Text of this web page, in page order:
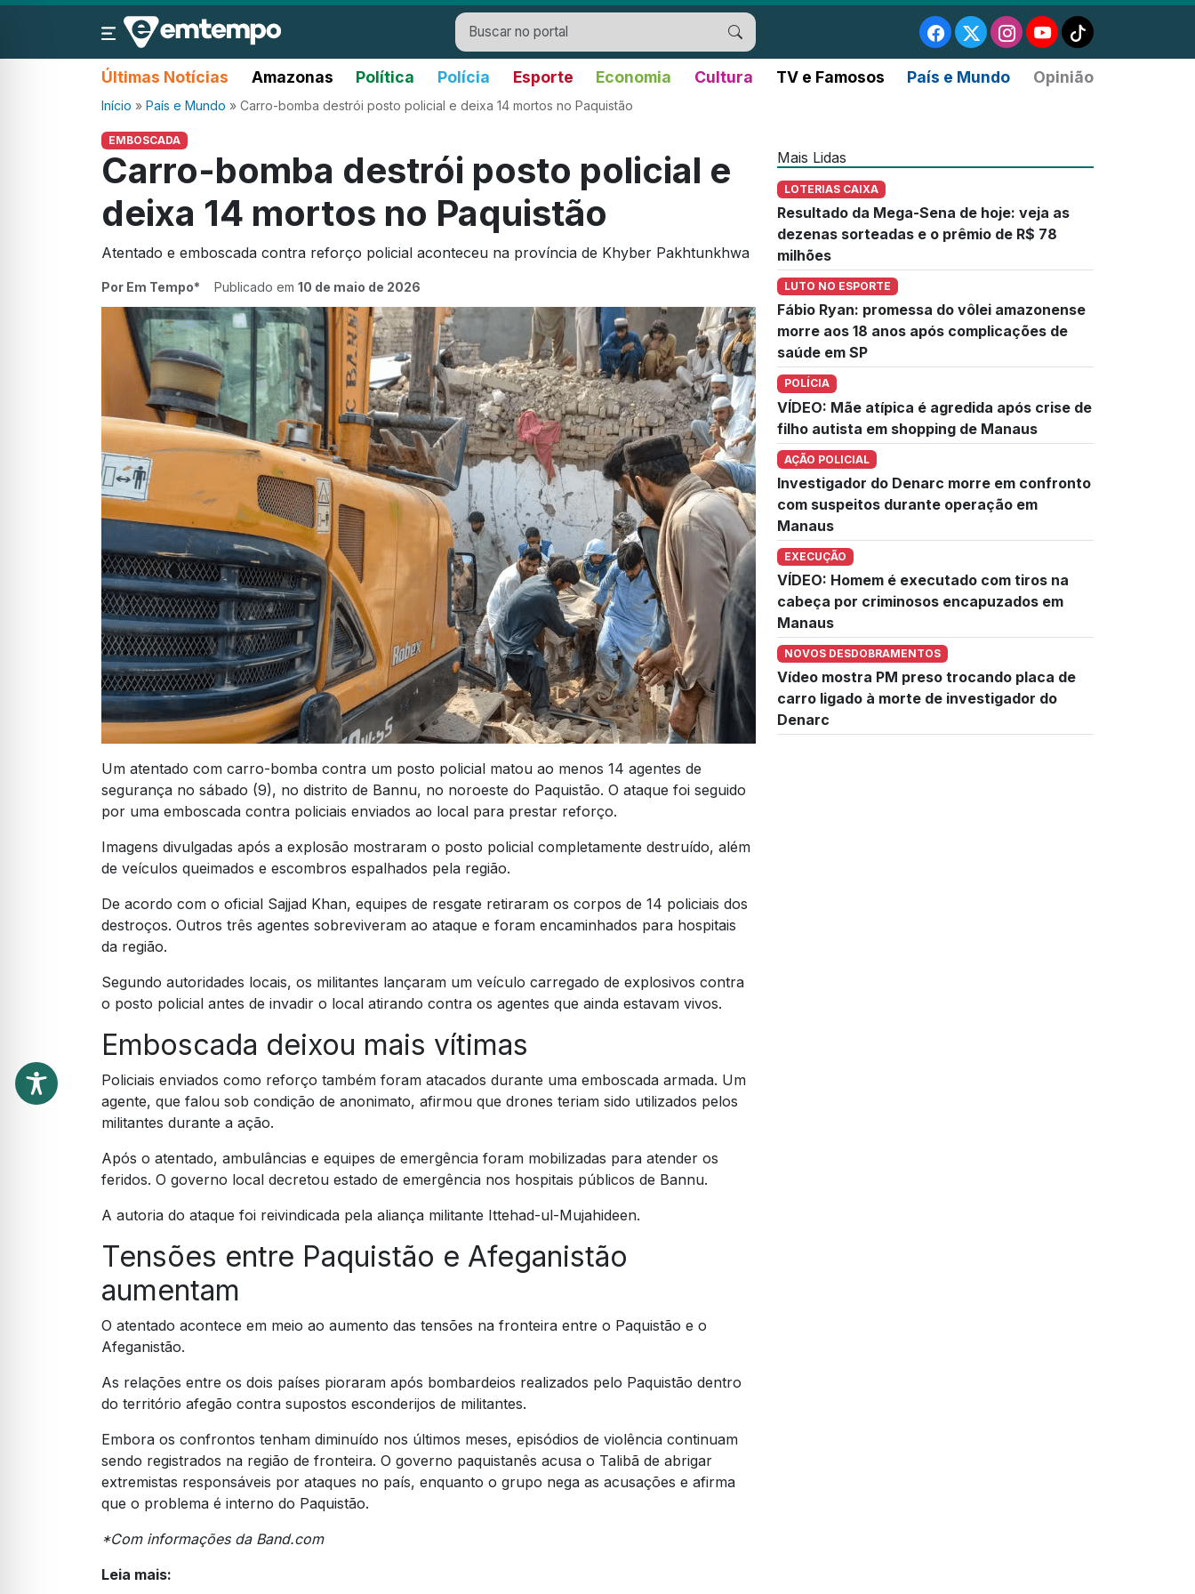
Últimas Notícias Amazonas Política Polícia Esporte Economia Cultura TV e Famosos País e Mundo Opinião
Início » País e Mundo » Carro-bomba destrói posto policial e deixa 14 mortos no Paquistão
EMBOSCADA
Carro-bomba destrói posto policial e
deixa 14 mortos no Paquistão
Atentado e emboscada contra reforço policial aconteceu na província de Khyber Pakhtunkhwa
Por Em Tempo* Publicado em 10 de maio de 2026
Um atentado com carro-bomba contra um posto policial matou ao menos 14 agentes de
segurança no sábado (9), no distrito de Bannu, no noroeste do Paquistão. O ataque foi seguido
por uma emboscada contra policiais enviados ao local para prestar reforço.
Imagens divulgadas após a explosão mostraram o posto policial completamente destruído, além
de veículos queimados e escombros espalhados pela região.
De acordo com o oficial Sajjad Khan, equipes de resgate retiraram os corpos de 14 policiais dos
destroços. Outros três agentes sobreviveram ao ataque e foram encaminhados para hospitais
da região.
Segundo autoridades locais, os militantes lançaram um veículo carregado de explosivos contra
o posto policial antes de invadir o local atirando contra os agentes que ainda estavam vivos.
Emboscada deixou mais vítimas
Policiais enviados como reforço também foram atacados durante uma emboscada armada. Um
agente, que falou sob condição de anonimato, afirmou que drones teriam sido utilizados pelos
militantes durante a ação.
Após o atentado, ambulâncias e equipes de emergência foram mobilizadas para atender os
feridos. O governo local decretou estado de emergência nos hospitais públicos de Bannu.
A autoria do ataque foi reivindicada pela aliança militante Ittehad-ul-Mujahideen.
Tensões entre Paquistão e Afeganistão
aumentam
O atentado acontece em meio ao aumento das tensões na fronteira entre o Paquistão e o
Afeganistão.
As relações entre os dois países pioraram após bombardeios realizados pelo Paquistão dentro
do território afegão contra supostos esconderijos de militantes.
Embora os confrontos tenham diminuído nos últimos meses, episódios de violência continuam
sendo registrados na região de fronteira. O governo paquistanês acusa o Talibã de abrigar
extremistas responsáveis por ataques no país, enquanto o grupo nega as acusações e afirma
que o problema é interno do Paquistão.
*Com informações da Band.com
Leia mais:
Mais Lidas
LOTERIAS CAIXA
Resultado da Mega-Sena de hoje: veja as
dezenas sorteadas e o prêmio de R$ 78
milhões
LUTO NO ESPORTE
Fábio Ryan: promessa do vôlei amazonense
morre aos 18 anos após complicações de
saúde em SP
POLÍCIA
VÍDEO: Mãe atípica é agredida após crise de
filho autista em shopping de Manaus
AÇÃO POLICIAL
Investigador do Denarc morre em confronto
com suspeitos durante operação em
Manaus
EXECUÇÃO
VÍDEO: Homem é executado com tiros na
cabeça por criminosos encapuzados em
Manaus
NOVOS DESDOBRAMENTOS
Vídeo mostra PM preso trocando placa de
carro ligado à morte de investigador do
Denarc